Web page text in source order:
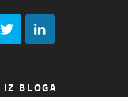
IZ BLOGA